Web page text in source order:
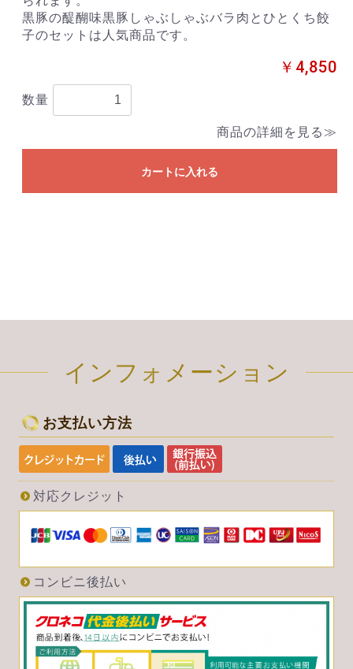
黒豚の醍醐味黒豚しゃぶしゃぶバラ肉とひとくち餃
子のセットは人気商品です。
￥4,850
数量
商品の詳細を見る≫
カートに入れる
インフォメーション
お支払い方法
対応クレジット
コンビニ後払い